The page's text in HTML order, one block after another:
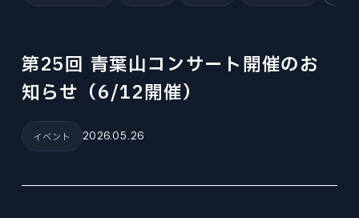
TOP
INTRODUCTION
機械系について
INTRODUCTION INDEX
機械系について
OVERVIEW
組織・沿革
SEARCH研究室を探す
SEARCH INDEX
研究室を探す
DEI DEI推進
DEI推進
第25回 青葉山コンサート開催のお
知らせ（6/12開催）
イベント 2026.05.26